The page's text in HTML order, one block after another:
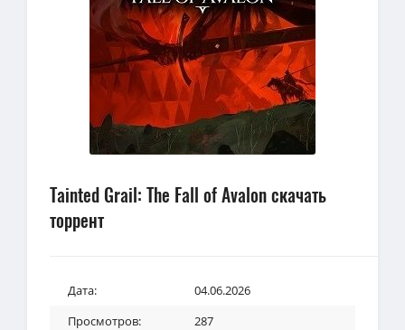
Tainted Grail: The Fall of Avalon скачать
торрент
Дата:
04.06.2026
Просмотров:
287